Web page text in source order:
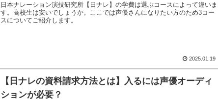
日本ナレーション演技研究所【日ナレ】の学費は選ぶコースによって違いま
す。高校生は安いでしょうか。ここでは声優さんになりたい方のため3コー
スについてご紹介します。
2025.01.19
【日ナレの資料請求方法とは】入るには声優オーディ
ションが必要？